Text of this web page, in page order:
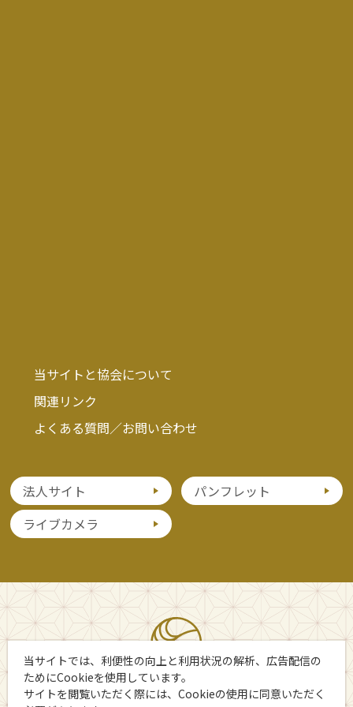
当サイトと協会について
関連リンク
よくある質問／お問い合わせ
法人サイト
パンフレット
ライブカメラ
当サイトでは、利便性の向上と利用状況の解析、広告配信の
ためにCookieを使用しています。
サイトを閲覧いただく際には、Cookieの使用に同意いただく